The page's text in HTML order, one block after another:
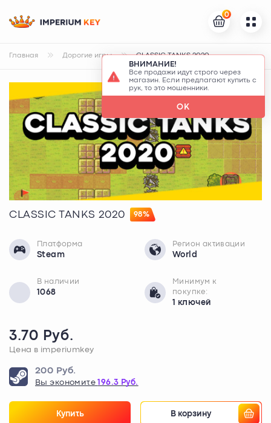
0
Главная Дорогие игры CLASSIC TANKS 2020
CLASSIC TANKS 2020 98%
Платформа
Steam
Регион активации
World
В наличии
1068
Минимум к
покупке:
1 ключей
3.70 Руб.
Цена в imperiumkey
200 Руб.
Вы экономите196.3 Руб.
Купить В корзину
ВНИМАНИЕ!
Все продажи идут строго через
магазин. Если предлагают купить с
рук, то это мошенники.
OK